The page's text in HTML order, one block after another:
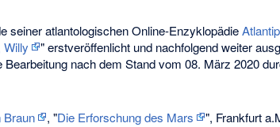
seiner atlantologischen Online-Enzyklopädie
Willy
" erstveröffenlicht und nachfolgend weiter
nach dem Stand vom 08. März 2020
Braun , "Die Erforschung des Mars
", Frankfurt